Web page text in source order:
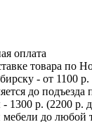
оплата
товара по
- от 1100 р.
до
1300 р. (2200 р.
мебели до